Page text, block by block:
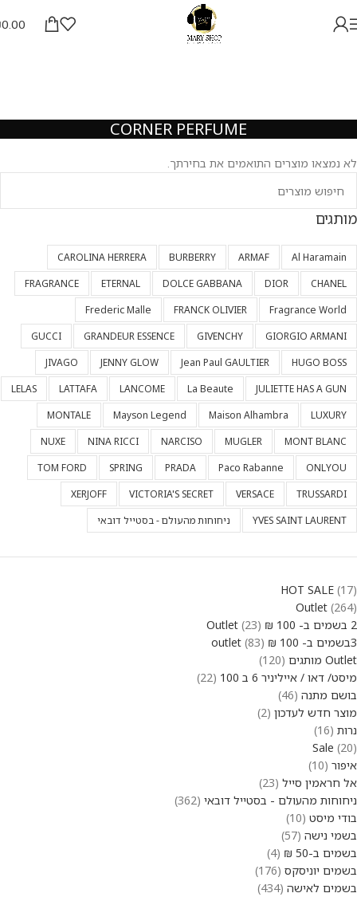
0.00
CORNER PERFUME
לא נמצאו מוצרים התואמים את בחירתך.
מותגים
Al Haramain
ARMAF
BURBERRY
CAROLINA HERRERA
CHANEL
DIOR
DOLCE GABBANA
ETERNAL
FRAGRANCE
Fragrance World
FRANCK OLIVIER
Frederic Malle
GIORGIO ARMANI
GIVENCHY
GRANDEUR ESSENCE
GUCCI
HUGO BOSS
Jean Paul GAULTIER
JENNY GLOW
JIVAGO
JULIETTE HAS A GUN
La Beaute
LANCOME
LATTAFA
LELAS
LUXURY
Maison Alhambra
Mayson Legend
MONTALE
MONT BLANC
MUGLER
NARCISO
NINA RICCI
NUXE
ONLYOU
Paco Rabanne
PRADA
SPRING
TOM FORD
TRUSSARDI
VERSACE
VICTORIA'S SECRET
XERJOFF
YVES SAINT LAURENT
ניחוחות מהעולם - בסטייל דובאי
HOT SALE 17
Outlet 264
2 בשמים ב- 100 ₪ Outlet
23
3בשמים ב- 100 ₪ outlet
83
Outlet מותגים
120
מיסט/ דאו / אייליניר 6 ב 100
22
בושם מתנה 46
מוצר חדש לעדכון 2
נרות 16
Sale 20
איפור 10
אל חראמין סייל 23
ניחוחות מהעולם - בסטייל דובאי 362
בודי מיסט 10
בשמי נישה 57
בשמים ב-50 ₪
4
בשמים יוניסקס 176
בשמים לאישה 434